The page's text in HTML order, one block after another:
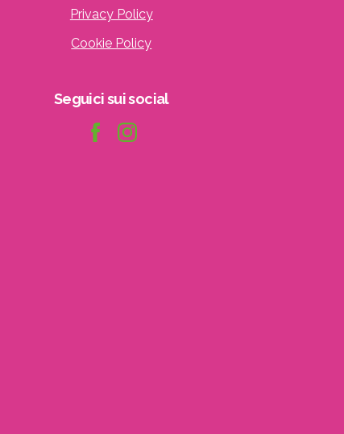
Privacy Policy
Cookie Policy
Seguicisuisocial